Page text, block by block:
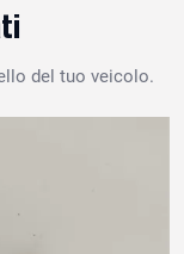
del tuo veicolo.